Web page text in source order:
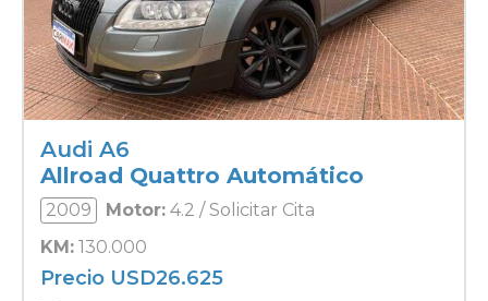
Audi A6
Allroad Quattro Automático
2009 Motor: 4.2 / Solicitar Cita
KM: 130.000
Precio USD26.625